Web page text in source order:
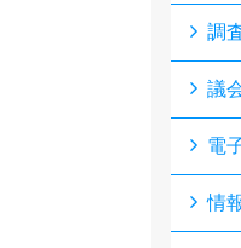
調
議
電
情